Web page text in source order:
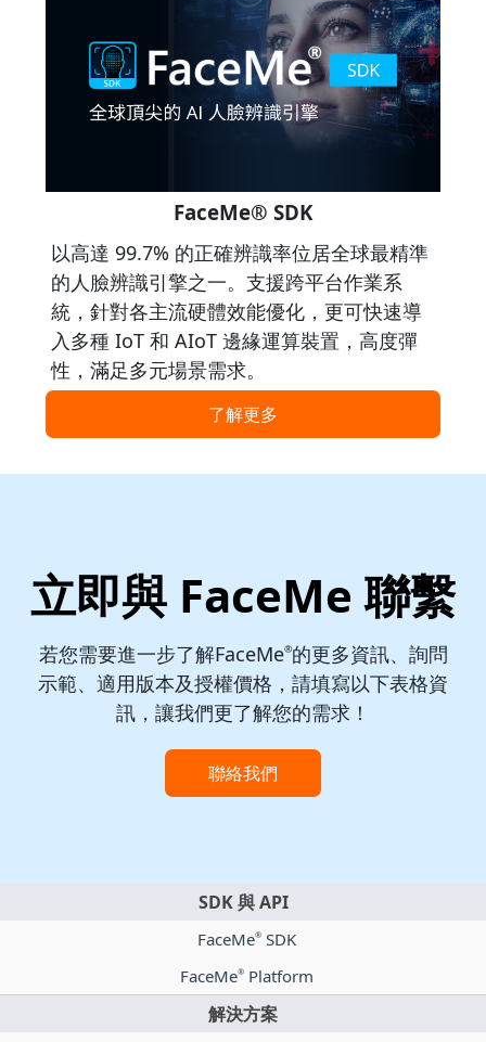
FaceMe® SDK
以高達 99.7% 的正確辨識率位居全球最精準
的人臉辨識引擎之一。支援跨平台作業系
統，針對各主流硬體效能優化，更可快速導
入多種 IoT 和 AIoT 邊緣運算裝置，高度彈
性，滿足多元場景需求。
了解更多
立即與 FaceMe 聯繫
若您需要進一步了解FaceMe®的更多資訊、詢問
示範、適用版本及授權價格，請填寫以下表格資
訊，讓我們更了解您的需求！
聯絡我們
SDK 與 API
FaceMe®SDK
FaceMe®Platform
解決方案